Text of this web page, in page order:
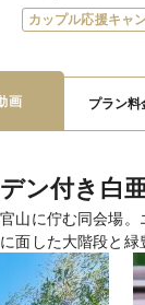
カップル応援キャ
画 プラン料
ン付き白
山に佇む同会場
面した大階段と